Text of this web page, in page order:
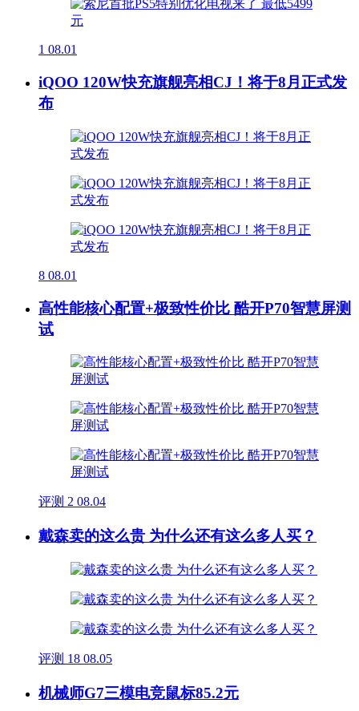
1 08.01
iQOO 120W快充旗舰亮相CJ！将于8月正式发
布
8 08.01
高性能核心配置+极致性价比 酷开P70智慧屏测
试
评测 2 08.04
戴森卖的这么贵 为什么还有这么多人买？
评测 18 08.05
机械师G7三模电竞鼠标85.2元